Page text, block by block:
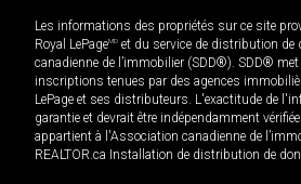
Les informations des propriétés sur ce site
Royal LePageMD et du service de distribution de
canadienne de l’immobilier (SDD®). SDD® met
inscriptions tenues par des agences
LePage et ses distributeurs. L'exactitude de
garantie et devrait être indépendamment
appartient à l'Association canadienne de
REALTOR.ca Installation de distribution de